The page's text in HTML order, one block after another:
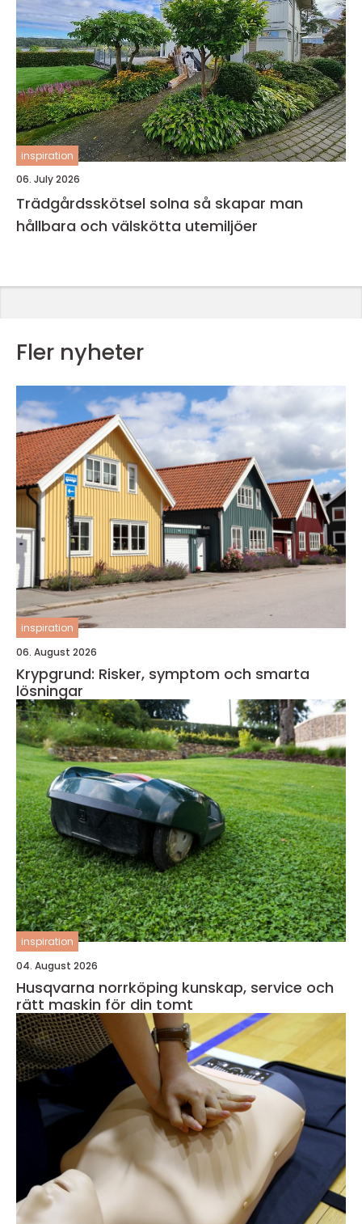
inspiration
06. July 2026
Trädgårdsskötsel solna så skapar man
hållbara och välskötta utemiljöer
Fler nyheter
inspiration
06. August 2026
Krypgrund: Risker, symptom och smarta
lösningar
inspiration
04. August 2026
Husqvarna norrköping kunskap, service och
rätt maskin för din tomt